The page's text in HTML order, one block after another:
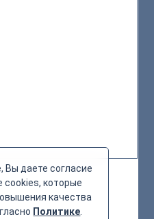
Вы даете согласие
cookies, которые
качества
Политике